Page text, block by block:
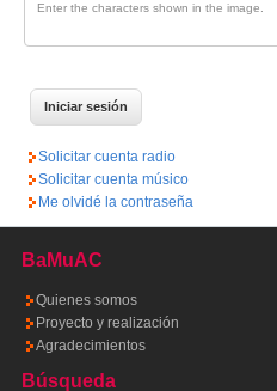
Enter the characters shown in the image.
Solicitar cuenta radio
Solicitar cuenta músico
Me olvidé la contraseña
BaMuAC
Quienes somos
Proyecto y realización
Agradecimientos
Búsqueda